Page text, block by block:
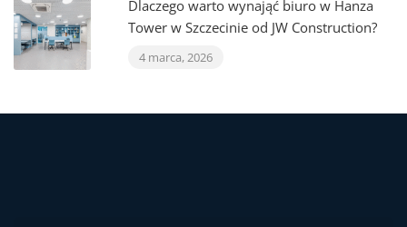
Dlaczego warto wynająć biuro w Hanza
Tower w Szczecinie od JW Construction?
4 marca, 2026